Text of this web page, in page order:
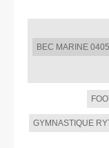
BEC MARINE
GYMNASTIQUE